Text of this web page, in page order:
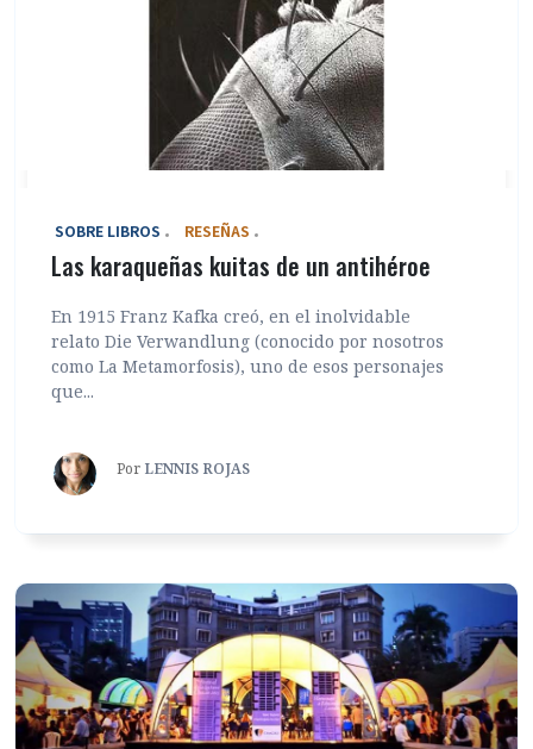
‎ SOBRE LIBROS RESEÑAS
Las karaqueñas kuitas de un antihéroe
En 1915 Franz Kafka creó, en el inolvidable
relato Die Verwandlung (conocido por nosotros
como La Metamorfosis), uno de esos personajes
que...
Por LENNIS ROJAS